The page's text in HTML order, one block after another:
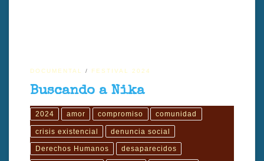
DOCUMENTAL FESTIVAL 2024
Buscando a Nika
2024 amor compromiso comunidad
crisis existencial denuncia social
Derechos Humanos desaparecidos